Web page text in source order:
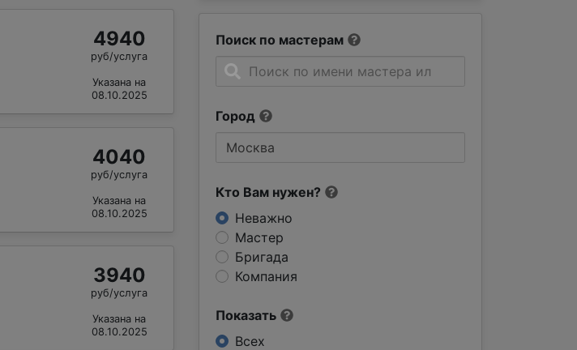
Поиск по мастерам
Город
Кто Вам нужен?
Неважно
Мастер
Бригада
Компания
Показать
Всех
4940
руб/услуга
Указана на
08.10.2025
4040
руб/услуга
Указана на
08.10.2025
3940
руб/услуга
Указана на
08.10.2025